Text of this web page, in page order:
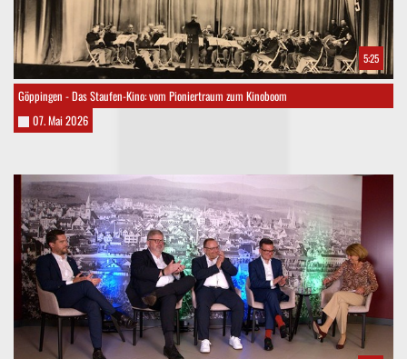
5:25
Göppingen - Das Staufen-Kino: vom Pioniertraum zum Kinoboom
07. Mai 2026